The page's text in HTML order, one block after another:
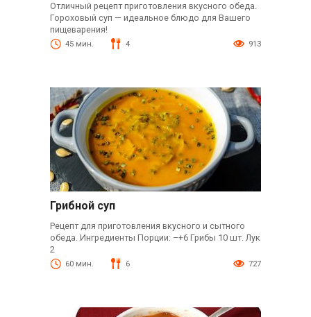
Отличный рецепт приготовления вкусного обеда.
Гороховый суп — идеальное блюдо для Вашего
пищеварения!
45 мин. 4 913
Грибной суп
Рецепт для приготовления вкусного и сытного
обеда. Ингредиенты Порции: –+6 Грибы 10 шт. Лук
2
60 мин. 6 727